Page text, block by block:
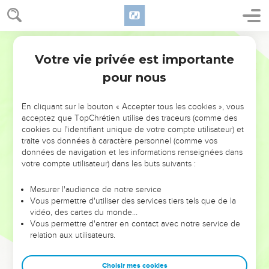
NE MANQUEZ PAS L’ÉVÉNEMENT
DE L’ANNÉE !
ET SI LEURS ERREURS POUVAIENT VOUS ÉVITER LES
VOTRES ?
leur foi ou leur vision. Mais on voit moins les doutes, les erreurs
et les saisons difficiles qu'ils ont traversés, alors même que ce
sont elles qui les ont façonnés.
Dans cette conférence, leaders, entrepreneurs, et responsables
clés pour avancer avec plus de sagesse afin que leurs erreurs
Votre vie privée est importante
pour nous
En cliquant sur le bouton « Accepter tous les cookies », vous
acceptez que TopChrétien utilise des traceurs (comme des
cookies ou l'identifiant unique de votre compte utilisateur) et
traite vos données à caractère personnel (comme vos
données de navigation et les informations renseignées dans
votre compte utilisateur) dans les buts suivants :
Mesurer l'audience de notre service
Vous permettre d'utiliser des services tiers tels que de la
vidéo, des cartes du monde…
Vous permettre d'entrer en contact avec notre service de
relation aux utilisateurs.
Choisir mes cookies